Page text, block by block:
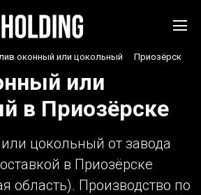
оконный или цокольный › Приозёрск
или
в Приозёрске
цокольный от завода
в Приозёрске
область). Производство по